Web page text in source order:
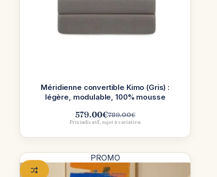
Méridienne convertible Kimo (Gris) :
légère, modulable, 100% mousse
789.00€
Le
initial
789.00€.
579.00€Le
actuel
579.00€.
Prix indicatif, sujet à variation
PROMO